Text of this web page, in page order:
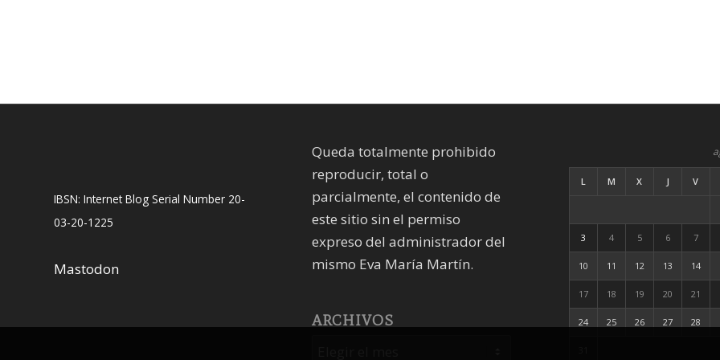
IBSN: Internet Blog Serial Number 20-
03-20-1225
Mastodon
Queda totalmente prohibido
reproducir, total o
parcialmente, el contenido de
este sitio sin el permiso
expreso del administrador del
mismo Eva María Martín.
ARCHIVOS
L M X J V
3 4 5 6 7
10 11 12 13 14
17 18 19 20 21
24 25 26 27 28